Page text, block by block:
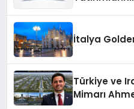
İtalya
Türkiye ve
Mimarı